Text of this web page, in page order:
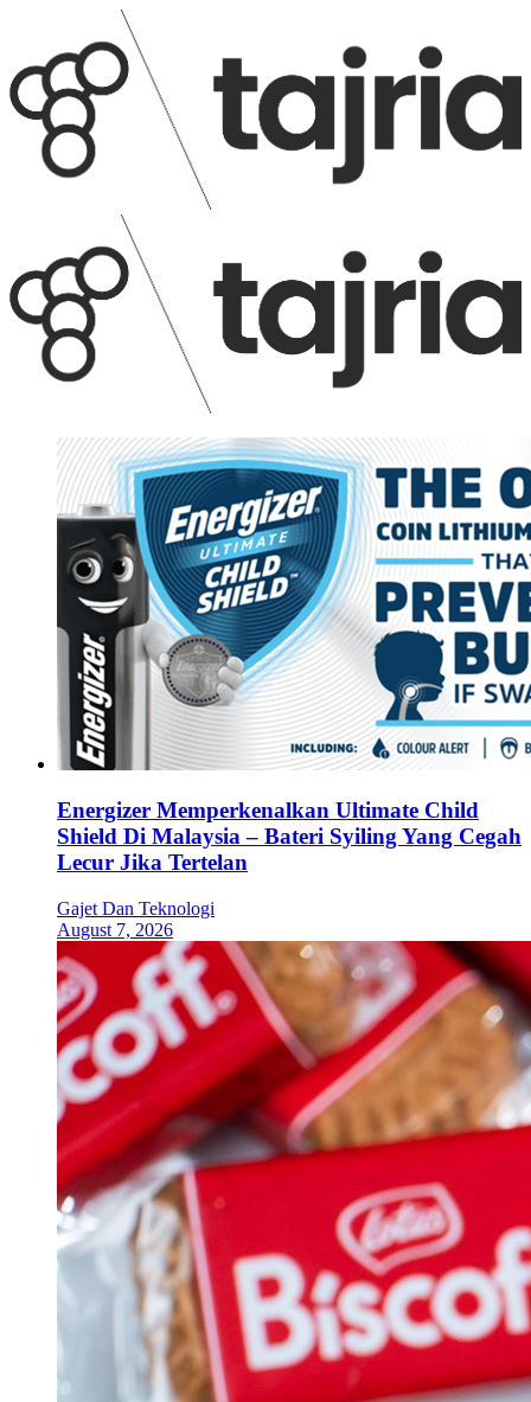
Energizer Memperkenalkan Ultimate Child
Shield Di Malaysia – Bateri Syiling Yang Cegah
Lecur Jika Tertelan
Gajet Dan Teknologi
August 7, 2026